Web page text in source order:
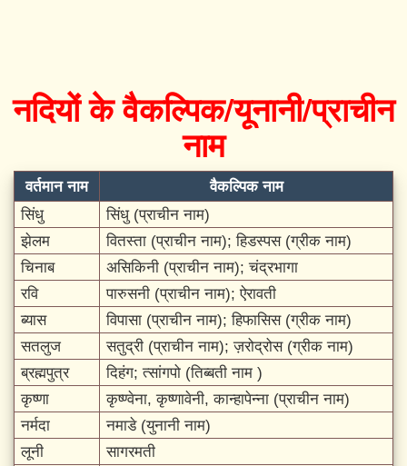
नदियों के वैकल्पिक/यूनानी/प्राचीन
नाम
वर्तमान नाम
वैकल्पिक नाम
सिंधु
सिंधु (प्राचीन नाम)
झेलम
वितस्ता (प्राचीन नाम); हिडस्पस (ग्रीक नाम)
चिनाब
असिकिनी (प्राचीन नाम); चंद्रभागा
रवि
पारुसनी (प्राचीन नाम); ऐरावती
ब्यास
विपासा (प्राचीन नाम); हिफासिस (ग्रीक नाम)
सतलुज
सतुद्री (प्राचीन नाम); ज़रोद्रोस (ग्रीक नाम)
ब्रह्मपुत्र
दिहंग; त्सांगपो (तिब्बती नाम )
कृष्णा
कृष्ण्वेना, कृष्णावेनी, कान्हापेन्ना (प्राचीन नाम)
नर्मदा
नमाडे (युनानी नाम)
लूनी
सागरमती